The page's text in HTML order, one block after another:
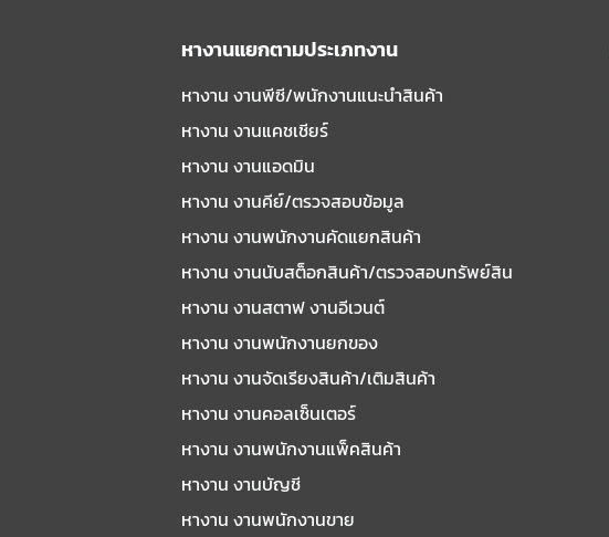
หางานแยกตามประเภทงาน
หางาน งานพีซี/พนักงานแนะนําสินค้า
หางาน งานแคชเชียร์
หางาน งานแอดมิน
หางาน งานคีย์/ตรวจสอบข้อมูล
หางาน งานพนักงานคัดแยกสินค้า
หางาน งานนับสต็อกสินค้า/ตรวจสอบทรัพย์สิน
หางาน งานสตาฟ งานอีเวนต์
หางาน งานพนักงานยกของ
หางาน งานจัดเรียงสินค้า/เติมสินค้า
หางาน งานคอลเซ็นเตอร์
หางาน งานพนักงานแพ็คสินค้า
หางาน งานบัญชี
หางาน งานพนักงานขาย